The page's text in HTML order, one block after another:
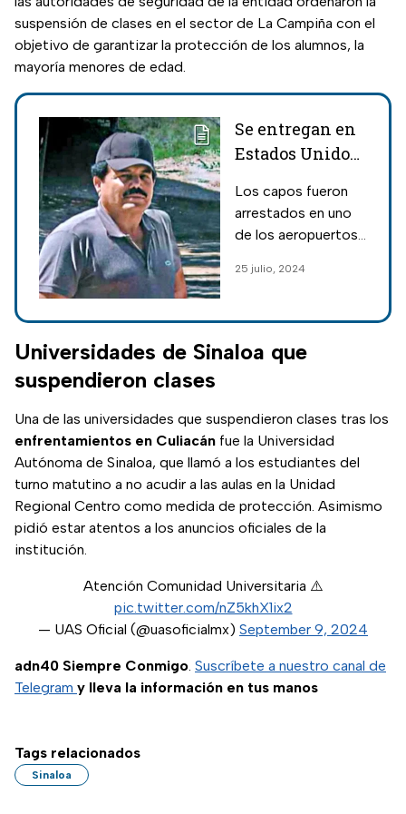
suspensión de clases en el sector de La Campiña con el
objetivo de garantizar la protección de los alumnos, la
mayoría menores de edad.
Se entregan en
Estados Unidos
Mayo" Zambada,
líder del Cártel
Joaquín
Los capos fueron
arrestados en uno
de los aeropuertos
ciudad fronteriza de
25 julio, 2024
Universidades de Sinaloa que
suspendieron clases
Una de las universidades que suspendieron clases tras los
enfrentamientos en Culiacán fue la Universidad
Autónoma de Sinaloa, que llamó a los estudiantes del
turno matutino a no acudir a las aulas en la Unidad
Regional Centro como medida de protección. Asimismo
pidió estar atentos a los anuncios oficiales de la
institución.
Atención Comunidad Universitaria ⚠️
pic.twitter.com/nZ5khX1ix2
— UAS Oficial (@uasoficialmx) September 9, 2024
adn40 Siempre Conmigo. Suscríbete a nuestro canal de
Telegram y lleva la información en tus manos
Tags relacionados
Sinaloa